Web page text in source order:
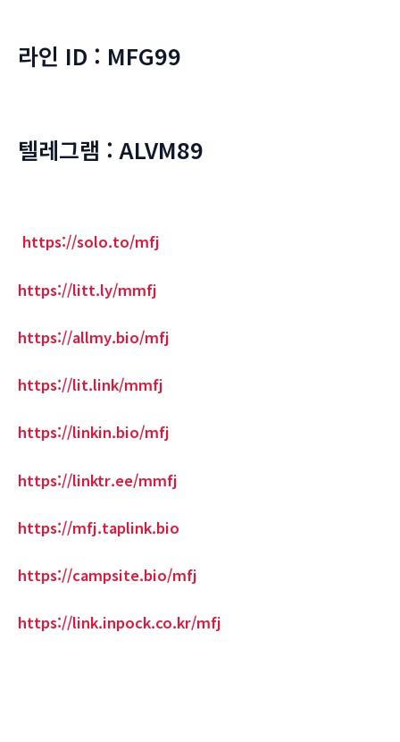
라인 ID : MFG99
텔레그램 : ALVM89
https://solo.to/mfj
https://litt.ly/mmfj
https://allmy.bio/mfj
https://lit.link/mmfj
https://linkin.bio/mfj
https://linktr.ee/mmfj
https://mfj.taplink.bio
https://campsite.bio/mfj
https://link.inpock.co.kr/mfj